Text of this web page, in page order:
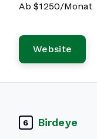
Ab $1250/Monat
Website
6 Birdeye